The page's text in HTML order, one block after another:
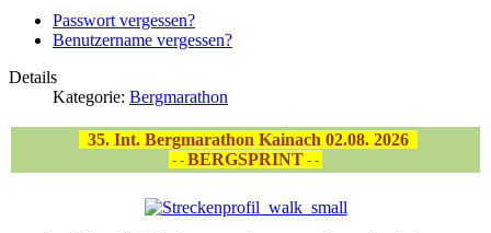
Passwort vergessen?
Benutzername vergessen?
Details
Kategorie: Bergmarathon
35. Int. Bergmarathon Kainach 02.08. 2026
- - BERGSPRINT - -